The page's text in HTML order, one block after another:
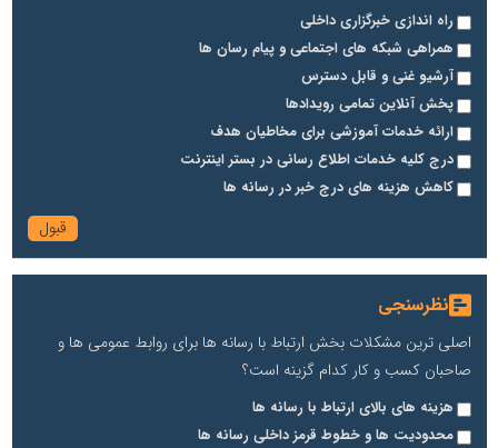
راه اندازی خبرگزاری داخلی
همراهی شبکه های اجتماعی و پیام رسان ها
آرشیو غنی و قابل دسترس
پخش آنلاین تمامی رویدادها
ارائه خدمات آموزشی برای مخاطیان هدف
درج کلیه خدمات اطلاع رسانی در بستر اینترنت
کاهش هزینه های درج خبر در رسانه ها
نظرسنجی
اصلی ترین مشکلات بخش ارتباط با رسانه ها برای روابط عمومی ها و
صاحبان کسب و کار کدام گزینه است؟
هزینه های بالای ارتباط با رسانه ها
محدودیت ها و خطوط قرمز داخلی رسانه ها